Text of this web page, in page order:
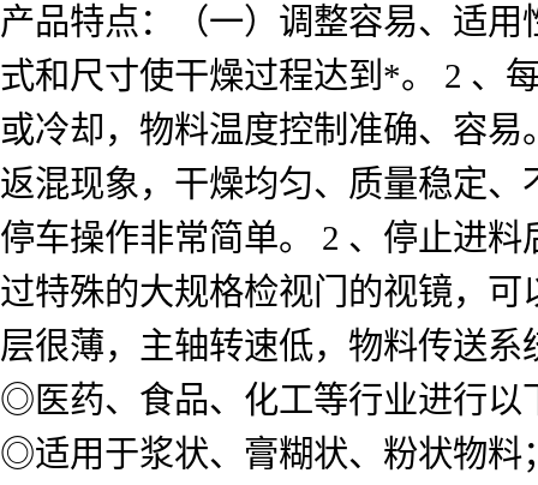
产品特点：（一）调整容易、适
式和尺寸使干燥过程达到*。 2 、
或冷却，物料温度控制准确、容
返混现象，干燥均匀、质量稳定
停车操作非常简单。 2 、停止进
过特殊的大规格检视门的视镜，
层很薄，主轴转速低，物料传送
◎医药、食品、化工等行业进行以
◎适用于浆状、膏糊状、粉状物料